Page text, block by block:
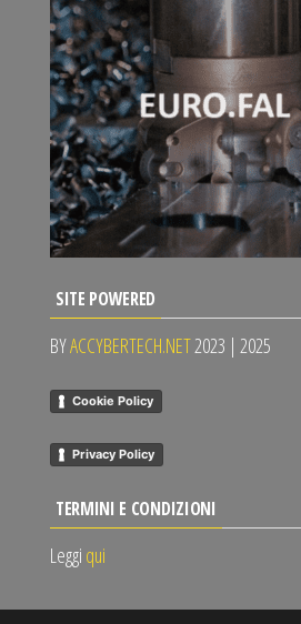
SITE POWERED
BYACCYBERTECH.NET2023 | 2025
Cookie Policy
Privacy Policy
TERMINI E CONDIZIONI
Leggi qui